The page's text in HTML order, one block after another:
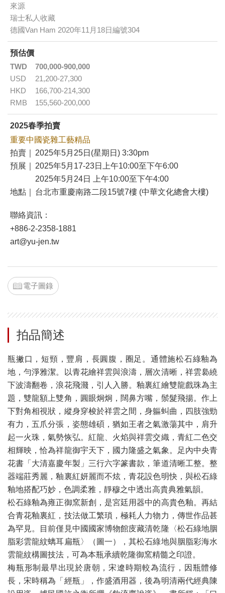
來源
瑞士私人收藏
德國Van Ham 2020年11月18日編號304
預估價
TWD
700,000-900,000
USD
21,200-27,300
HKD
166,700-214,300
RMB
155,560-200,000
2025春季拍賣
重要中國瓷雜工藝精品
拍賣｜
2025年5月25日(星期日) 3:30pm
預展｜
2025年5月17-23日上午10:00至下午6:00
2025年5月24日 上午10:00至下午4:00
地點｜
台北市重慶南路二段15號7樓 (中華文化總會大樓)
聯絡資訊：
+886-2-2358-1881
art@yu-jen.tw
電子圖錄
拍品簡述
瓶撇口，短頸，豐肩，長圓腹，圈足。通體施松石綠釉為
地，勻淨雅潔。以青花繪祥雲與浪濤，層次清晰，祥雲裊繞
下波濤翻卷，浪花飛濺，引人入勝。釉裏紅繪雙龍戲珠為主
題，雙龍額上雙角，圓眼炯炯，闊鼻方嘴，鬃髮飛揚。作上
下對角相視狀，縱身穿梭於祥雲之間，身軀虯曲，四肢強勁
有力，五爪分張，姿態雄碩，猶如王者之氣激蕩其中，肩升
起一火珠，氣勢恢弘。紅龍、火焰與祥雲交織，青紅二色交
相輝映，恰為祥龍御宇天下，國力隆盛之氣象。足內中央青
花書「大清嘉慶年製」三行六字篆書款，筆道清晰工整。整
器端莊秀麗，釉裏紅妍麗而不炫，青花設色明快，與松石綠
釉地搭配巧妙，色調柔雅，靜穆之中透出高貴典雅氣韻。
松石綠釉為雍正御窯新創，是宮廷用器中的高貴色釉。再結
合青花釉裏紅，技法做工繁瑣，極耗人力物力，傳世作品甚
為罕見。目前僅見中國國家博物館庋藏清乾隆〈松石綠地胭
脂彩雲龍紋螭耳扁瓶〉（圖一），其松石綠地與胭脂彩海水
雲龍紋構圖技法，可為本瓶承續乾隆御窯精髓之印證。
梅瓶形制最早出現於唐朝，宋遼時期較為流行，因瓶體修
長，宋時稱為「經瓶」，作盛酒用器，後為明清兩代經典陳